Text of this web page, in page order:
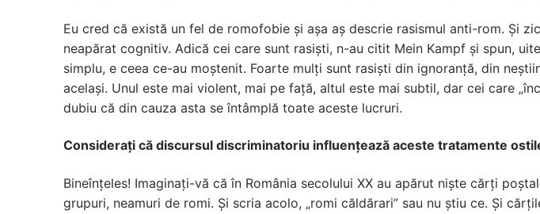
Eu cred că există un fel de romofobie și așa aș descrie rasismul anti-rom. Și
neapărat cognitiv. Adică cei care sunt rasiști, n-au citit Mein Kampf și spun,
simplu, e ceea ce-au moștenit. Foarte mulți sunt rasiști din ignoranță, din
același. Unul este mai violent, mai pe față, altul este mai subtil, dar cei care
dubiu că din cauza asta se întâmplă toate aceste lucruri.
Considerați că discursul discriminatoriu influențează aceste tratamente
Bineînțeles! Imaginați-vă că în România secolului XX au apărut niște cărți
grupuri, neamuri de romi. Și scria acolo, „romi căldărari” sau nu știu ce. Și